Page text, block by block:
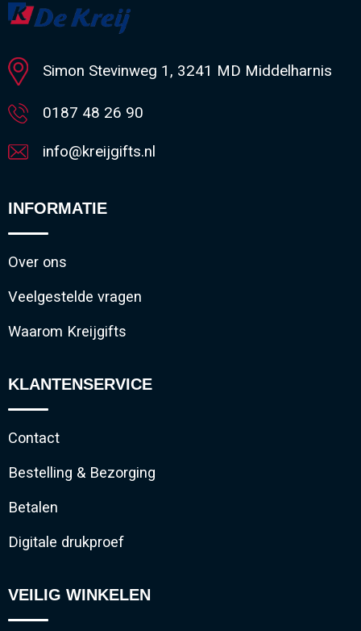
Minimale afname: 1
Simon Stevinweg 1, 3241 MD Middelharnis
0187 48 26 90
info@kreijgifts.nl
INFORMATIE
Over ons
Veelgestelde vragen
Waarom Kreijgifts
KLANTENSERVICE
Contact
Bestelling & Bezorging
Betalen
Digitale drukproef
VEILIG WINKELEN